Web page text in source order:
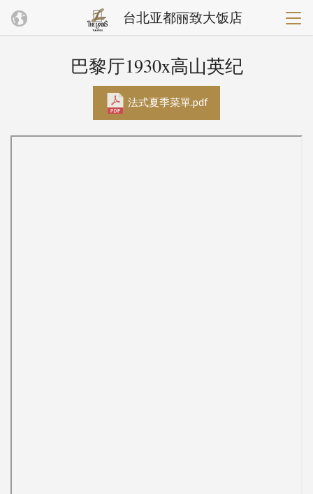
台北亚都丽致大饭店
巴黎厅1930x高山英纪
法式夏季菜單.pdf